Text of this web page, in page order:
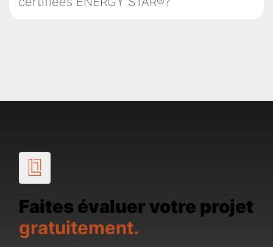
Faites évaluer votre projet
gratuitement.